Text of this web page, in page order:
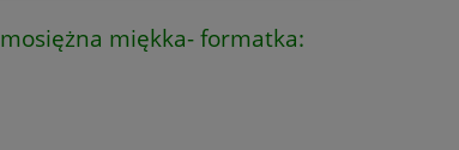
miękka- formatka: